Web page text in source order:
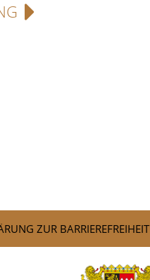
ZUR BARRIEREFREIHEIT